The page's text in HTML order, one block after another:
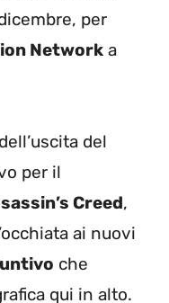
per
Network a
del
per il
Creed,
ai nuovi
che
qui in alto.